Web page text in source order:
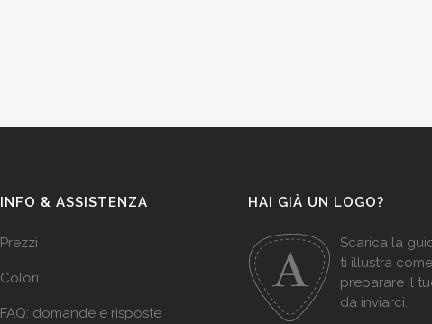
INFO & ASSISTENZA
Prezzi
Colori
FAQ: domande e risposte
HAI GIÀ UN LOGO?
Scarica la
ti illustra come
preparare il
da inviarci.